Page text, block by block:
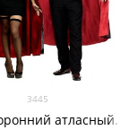
3445
атласный